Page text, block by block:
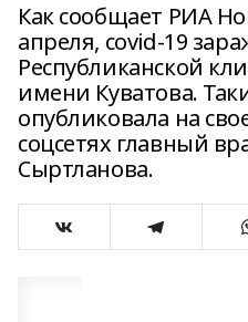
Как сообщает РИА
апреля, covid-19
Республиканской
имени Куватова.
опубликовала на
соцсетях главный
Сыртланова.